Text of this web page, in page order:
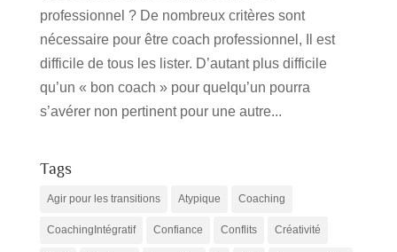
professionnel ? De nombreux critères sont
nécessaire pour être coach professionnel, Il est
difficile de tous les lister. D’autant plus difficile
qu’un « bon coach » pour quelqu’un pourra
s’avérer non pertinent pour une autre...
Tags
Agir pour les transitions Atypique Coaching
CoachingIntégratif Confiance Conflits Créativité